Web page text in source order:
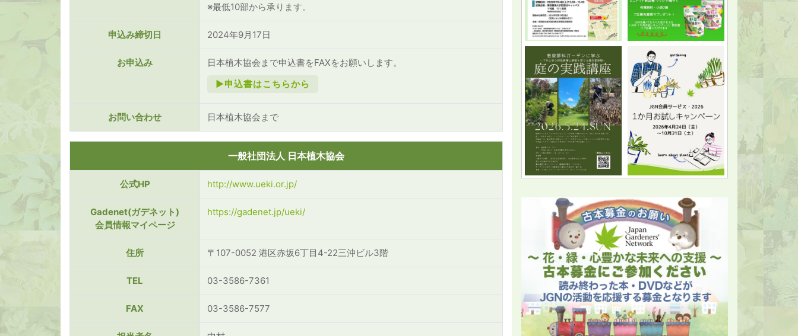
※最低10部から承ります。
申込み締切日 2024年9月17日
お申込み
日本植木協会まで申込書をFAXをお願いします。
►申込書はこちらから
お問い合わせ 日本植木協会まで
一般社団法人 日本植木協会
公式HP http://www.ueki.or.jp/
Gadenet(ガデネット)
会員情報マイページ
https://gadenet.jp/ueki/
住所 〒107-0052 港区赤坂6丁目4-22三沖ビル3階
TEL 03-3586-7361
FAX 03-3586-7577